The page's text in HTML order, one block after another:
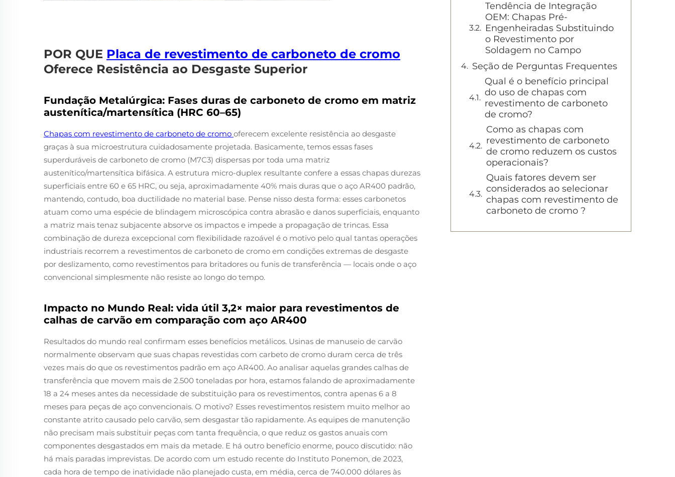
POR QUE Placa de revestimento de carboneto de cromo
Oferece Resistência ao Desgaste Superior
Fundação Metalúrgica: Fases duras de carboneto de cromo em matriz
austenítica/martensítica (HRC 60–65)
Chapas com revestimento de carboneto de cromo oferecem excelente resistência ao desgaste
graças à sua microestrutura cuidadosamente projetada. Basicamente, temos essas fases
superduráveis de carboneto de cromo (M7C3) dispersas por toda uma matriz
austenítico/martensítica bifásica. A estrutura micro-duplex resultante confere a essas chapas durezas
superficiais entre 60 e 65 HRC, ou seja, aproximadamente 40% mais duras que o aço AR400 padrão,
mantendo, contudo, boa ductilidade no material base. Pense nisso desta forma: esses carbonetos
atuam como uma espécie de blindagem microscópica contra abrasão e danos superficiais, enquanto
a matriz mais tenaz subjacente absorve os impactos e impede a propagação de trincas. Essa
combinação de dureza excepcional com flexibilidade razoável é o motivo pelo qual tantas operações
industriais recorrem a revestimentos de carboneto de cromo em condições extremas de desgaste
por deslizamento, como revestimentos para britadores ou funis de transferência — locais onde o aço
convencional simplesmente não resiste ao longo do tempo.
Impacto no Mundo Real: vida útil 3,2× maior para revestimentos de
calhas de carvão em comparação com aço AR400
Resultados do mundo real confirmam esses benefícios metálicos. Usinas de manuseio de carvão
normalmente observam que suas chapas revestidas com carbeto de cromo duram cerca de três
vezes mais do que os revestimentos padrão em aço AR400. Ao analisar aquelas grandes calhas de
transferência que movem mais de 2.500 toneladas por hora, estamos falando de aproximadamente
18 a 24 meses antes da necessidade de substituição para os revestimentos, contra apenas 6 a 8
meses para peças de aço convencionais. O motivo? Esses revestimentos resistem muito melhor ao
constante atrito causado pelo carvão, sem desgastar tão rapidamente. As equipes de manutenção
não precisam mais substituir peças com tanta frequência, o que reduz os gastos anuais com
componentes desgastados em mais da metade. E há outro benefício enorme, pouco discutido: não
há mais paradas imprevistas. De acordo com um estudo recente do Instituto Ponemon, de 2023,
cada hora de tempo de inatividade não planejado custa, em média, cerca de 740.000 dólares às
Tendência de Integração
OEM: Chapas Pré-
Engenheiradas Substituindo
o Revestimento por
Soldagem no Campo
Seção de Perguntas Frequentes
Qual é o benefício principal
do uso de chapas com
revestimento de carboneto
de cromo?
Como as chapas com
revestimento de carboneto
de cromo reduzem os custos
operacionais?
Quais fatores devem ser
considerados ao selecionar
chapas com revestimento de
carboneto de cromo ?